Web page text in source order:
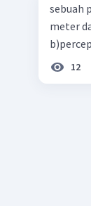
sebuah
meter
12